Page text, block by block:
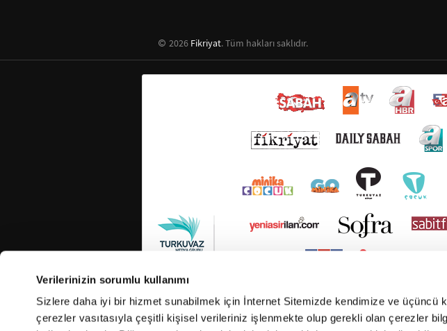
Verilerinizin sorumlu kullanımı
Sizlere daha iyi bir hizmet sunabilmek için İnternet Sitemizde kendimize ve üçüncü
çerezler vasıtasıyla çeşitli kişisel verileriniz işlenmekte olup gerekli olan çerezler
2026 Fikriyat. Tüm hakları saklıdır.